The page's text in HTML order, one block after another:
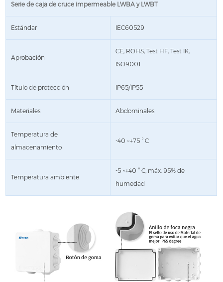
Serie de caja de cruce impermeable LWBA y LWBT
Estándar IEC60529
Aprobación
CE, ROHS, Test HF, Test IK,
ISO9001
Título de protección IP65/IP55
Materiales Abdominales
Temperatura de
almacenamiento
-40 ~+75 ° C
Temperatura ambiente
-5 ~+40 ° C, máx. 95% de
humedad